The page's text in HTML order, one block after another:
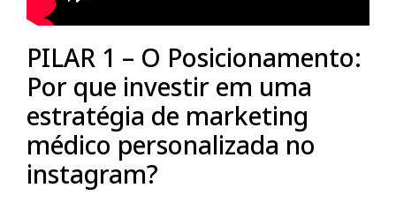
PILAR 1 – O Posicionamento:
Por que investir em uma
estratégia de marketing
médico personalizada no
instagram?